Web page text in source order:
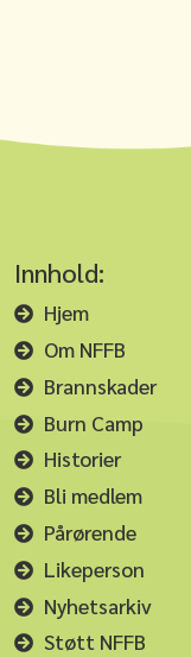
Innhold:
Hjem
Om NFFB
Brannskader
Burn Camp
Historier
Bli medlem
Pårørende
Likeperson
Nyhetsarkiv
Støtt NFFB